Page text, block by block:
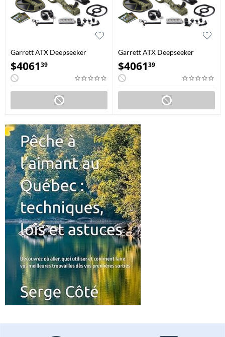
Garrett ATX Deepseeker
Package Avec 20″ Deepseeker
Et Un 11″x13″ Disque Mono
Fermé
$406139
Garrett ATX Deepseeker
Package Avec 20″ Deepseeker
Et Un 11″x13″ Disque DD
Fermé
$406139